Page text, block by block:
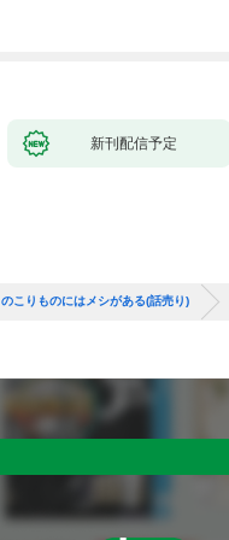
新刊配信予定
のこりものにはメシがある(話売り)